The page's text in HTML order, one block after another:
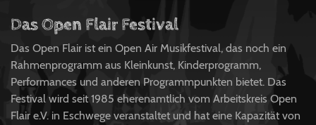
Das Open Flair Festival
Das Open Flair ist ein Open Air Musikfestival, das noch ein
Rahmenprogramm aus Kleinkunst, Kinderprogramm,
Performances und anderen Programmpunkten bietet. Das
Festival wird seit 1985 eherenamtlich vom Arbeitskreis Open
Flair e.V. in Eschwege veranstaltet und hat eine Kapazität von